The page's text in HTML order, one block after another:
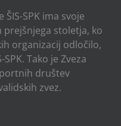
SPK ima svoje
stoletja, ko
organizacij odločilo,
Tako je Zveza
društev
zvez.